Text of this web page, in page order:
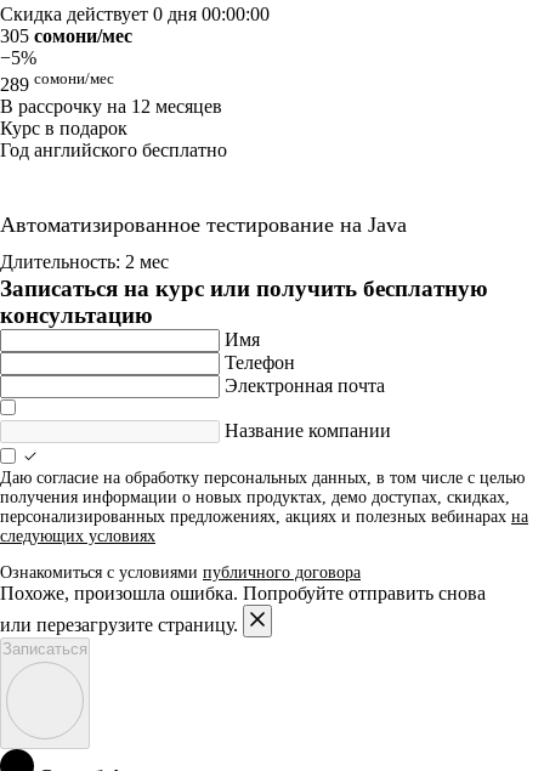
Скидка действует 0 дня 00:00:00
305 сомони/мес
−5%
289 сомони/мес
В рассрочку на 12 месяцев
Курс в подарок
Год английского бесплатно
Автоматизированное тестирование на Java
Длительность: 2 мес
Записаться на курс или получить бесплатную
консультацию
Имя
Телефон
Электронная почта
Название компании
Даю согласие на обработку персональных данных, в том числе с целью
получения информации о новых продуктах, демо доступах, скидках,
персонализированных предложениях, акциях и полезных вебинарах на
следующих условиях
Ознакомиться с условиями публичного договора
Похоже, произошла ошибка. Попробуйте отправить снова
или перезагрузите страницу.
Записаться